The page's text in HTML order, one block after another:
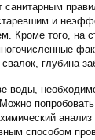
санитарным
и
Кроме того, на
глубина
воды,
способом